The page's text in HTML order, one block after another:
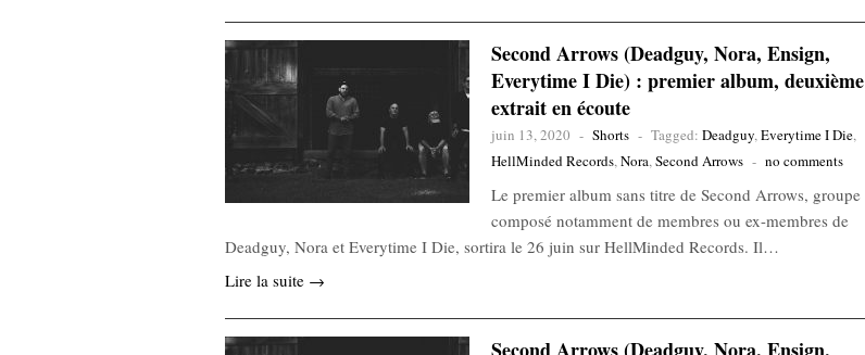
Second Arrows (Deadguy, Nora, Ensign,
Everytime I Die) : premier album, deuxième
extrait en écoute
juin 13, 2020 - Shorts - Tagged: Deadguy,Everytime I Die,
HellMinded Records,Nora,Second Arrows - no comments
Le premier album sans titre de Second Arrows, groupe
composé notamment de membres ou ex-membres de
Deadguy, Nora et Everytime I Die, sortira le 26 juin sur HellMinded Records. Il…
Lire la suite →